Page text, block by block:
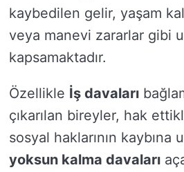
kaybedilen gelir, yaşam
veya manevi zararlar gibi
kapsamaktadır.
Özellikle İş davaları
çıkarılan bireyler, hak
sosyal haklarının kaybına
yoksun kalma davaları